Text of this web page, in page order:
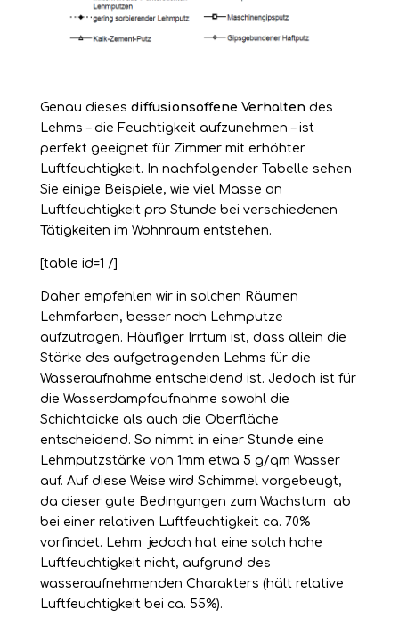
Genau dieses diffusionsoffene Verhaltendes
Lehms – die Feuchtigkeit aufzunehmen – ist
perfekt geeignet für Zimmer mit erhöhter
Luftfeuchtigkeit. In nachfolgender Tabelle sehen
Sie einige Beispiele, wie viel Masse an
Luftfeuchtigkeit pro Stunde bei verschiedenen
Tätigkeiten im Wohnraum entstehen.
[table id=1 /]
Daher empfehlen wir in solchen Räumen
Lehmfarben, besser noch Lehmputze
aufzutragen. Häufiger Irrtum ist, dass allein die
Stärke des aufgetragenden Lehms für die
Wasseraufnahme entscheidend ist. Jedoch ist für
die Wasserdampfaufnahme sowohl die
Schichtdicke als auch die Oberfläche
entscheidend. So nimmt in einer Stunde eine
Lehmputzstärke von 1mm etwa 5 g/qm Wasser
auf. Auf diese Weise wird Schimmel vorgebeugt,
da dieser gute Bedingungen zum Wachstum ab
bei einer relativen Luftfeuchtigkeit ca. 70%
vorfindet. Lehm jedoch hat eine solch hohe
Luftfeuchtigkeit nicht, aufgrund des
wasseraufnehmenden Charakters (hält relative
Luftfeuchtigkeit bei ca. 55%).